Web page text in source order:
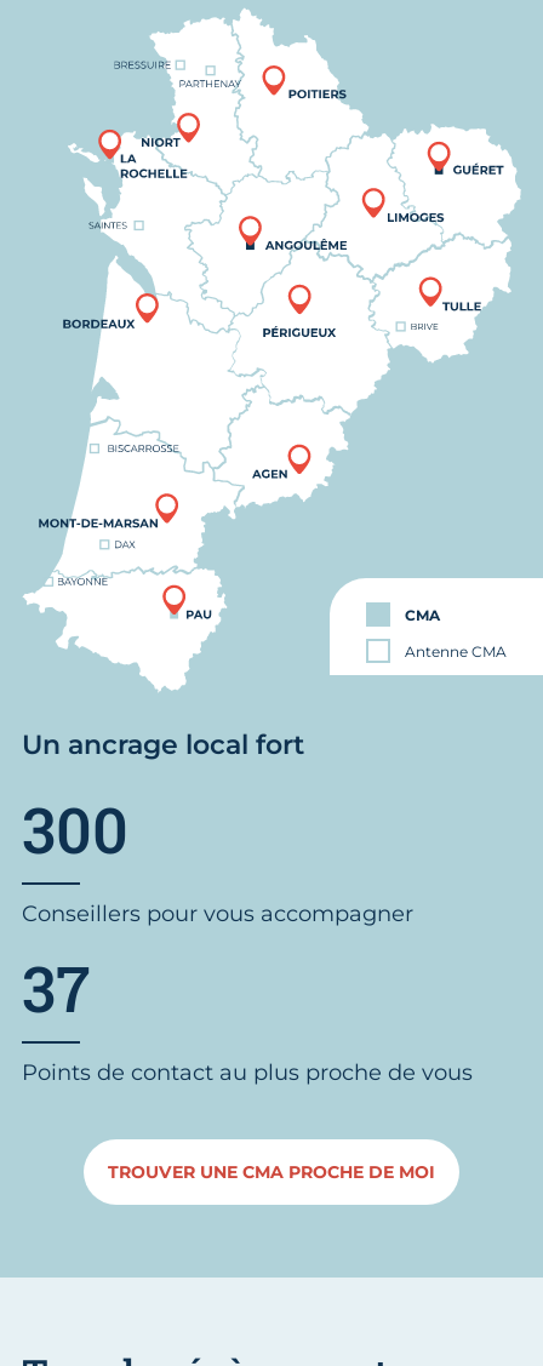
CMA
Antenne CMA
Un ancrage local fort
300
Conseillers pour vous accompagner
37
Points de contact au plus proche de vous
TROUVER UNE CMA PROCHE DE MOI